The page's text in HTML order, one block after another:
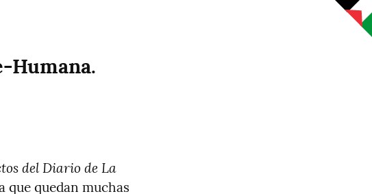
Humana.
del Diario de La
que quedan muchas